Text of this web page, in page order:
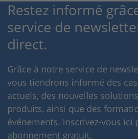
Restez informé
service de
direct.
Grâce à notre service de
vous tiendrons informé des
actuels, des nouvelles
produits, ainsi que des
événements. Inscrivez-vous ici
abonnement gratuit.